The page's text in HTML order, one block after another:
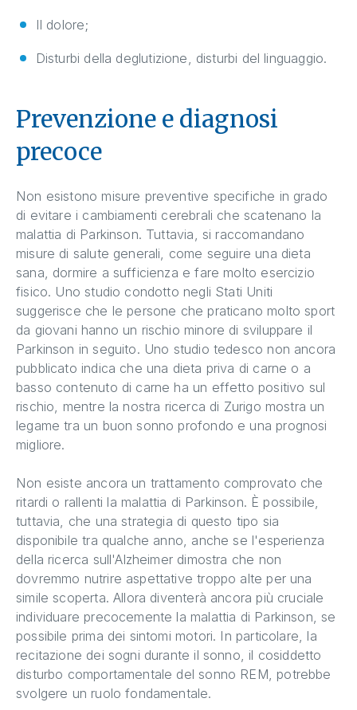
Il dolore;
Disturbi della deglutizione, disturbi del linguaggio.
Prevenzione e diagnosi
precoce
Non esistono misure preventive specifiche in grado
di evitare i cambiamenti cerebrali che scatenano la
malattia di Parkinson. Tuttavia, si raccomandano
misure di salute generali, come seguire una dieta
sana, dormire a sufficienza e fare molto esercizio
fisico. Uno studio condotto negli Stati Uniti
suggerisce che le persone che praticano molto sport
da giovani hanno un rischio minore di sviluppare il
Parkinson in seguito. Uno studio tedesco non ancora
pubblicato indica che una dieta priva di carne o a
basso contenuto di carne ha un effetto positivo sul
rischio, mentre la nostra ricerca di Zurigo mostra un
legame tra un buon sonno profondo e una prognosi
migliore.
Non esiste ancora un trattamento comprovato che
ritardi o rallenti la malattia di Parkinson. È possibile,
tuttavia, che una strategia di questo tipo sia
disponibile tra qualche anno, anche se l'esperienza
della ricerca sull'Alzheimer dimostra che non
dovremmo nutrire aspettative troppo alte per una
simile scoperta. Allora diventerà ancora più cruciale
individuare precocemente la malattia di Parkinson, se
possibile prima dei sintomi motori. In particolare, la
recitazione dei sogni durante il sonno, il cosiddetto
disturbo comportamentale del sonno REM, potrebbe
svolgere un ruolo fondamentale.